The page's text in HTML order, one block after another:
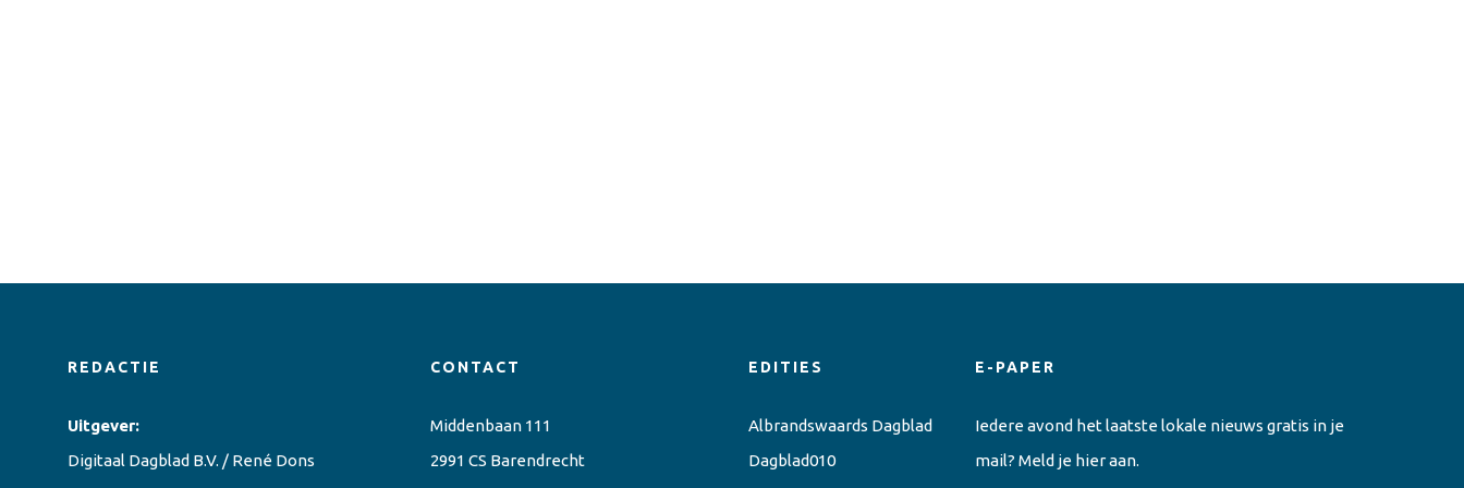
REDACTIE
Uitgever:
Digitaal Dagblad B.V. / René Dons
CONTACT
Middenbaan 111
2991 CS Barendrecht
EDITIES
Albrandswaards Dagblad
Dagblad010
E-PAPER
Iedere avond het laatste lokale nieuws gratis in je
mail? Meld je hier aan.